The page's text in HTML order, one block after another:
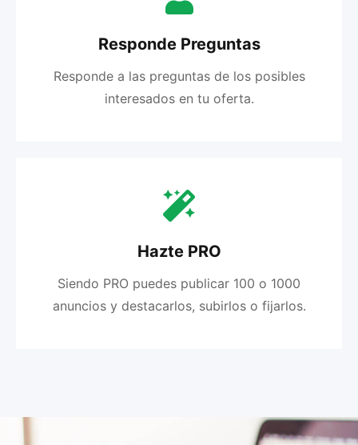
Responde Preguntas
Responde a las preguntas de los posibles
interesados en tu oferta.
Hazte PRO
Siendo PRO puedes publicar 100 o 1000
anuncios y destacarlos, subirlos o fijarlos.